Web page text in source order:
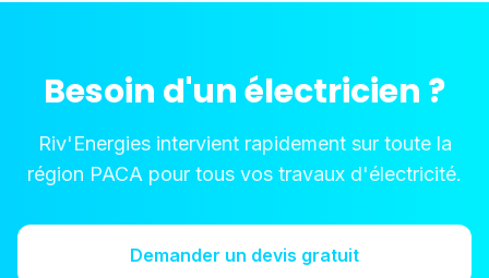
Besoin d'un électricien ?
Riv'Energies intervient rapidement sur toute la
région PACA pour tous vos travaux d'électricité.
Demander un devis gratuit